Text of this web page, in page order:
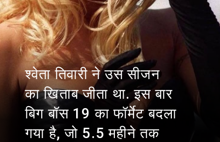
श्वेता तिवारी ने उस सीजन
का खिताब जीता था. इस बार
बिग बॉस 19 का फॉर्मेट बदला
गया है, जो 5.5 महीने तक